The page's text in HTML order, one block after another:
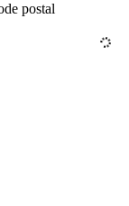
postal